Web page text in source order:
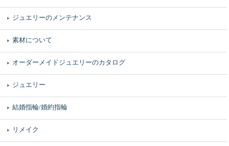
ジュエリーのメンテナンス
素材について
オーダーメイドジュエリーのカタログ
ジュエリー
結婚指輪/婚約指輪
リメイク